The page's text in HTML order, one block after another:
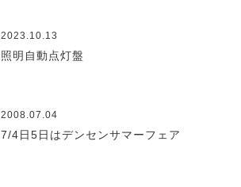
2023.10.13
照明自動点灯盤
2008.07.04
7/4日5日はデンセンサマーフェア